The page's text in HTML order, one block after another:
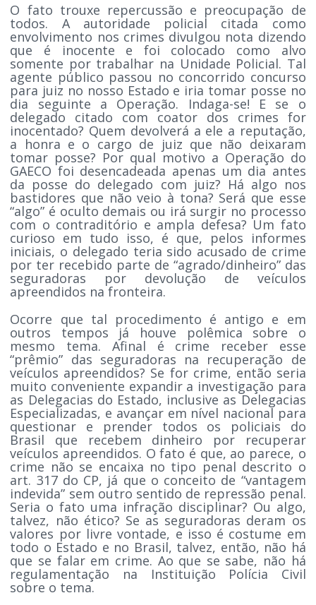
O fato trouxe repercussão e preocupação de
todos. A autoridade policial citada como
envolvimento nos crimes divulgou nota dizendo
que é inocente e foi colocado como alvo
somente por trabalhar na Unidade Policial. Tal
agente público passou no concorrido concurso
para juiz no nosso Estado e iria tomar posse no
dia seguinte a Operação. Indaga-se! E se o
delegado citado com coator dos crimes for
inocentado? Quem devolverá a ele a reputação,
a honra e o cargo de juiz que não deixaram
tomar posse? Por qual motivo a Operação do
GAECO foi desencadeada apenas um dia antes
da posse do delegado com juiz? Há algo nos
bastidores que não veio à tona? Será que esse
“algo” é oculto demais ou irá surgir no processo
com o contraditório e ampla defesa? Um fato
curioso em tudo isso, é que, pelos informes
iniciais, o delegado teria sido acusado de crime
por ter recebido parte de “agrado/dinheiro” das
seguradoras por devolução de veículos
apreendidos na fronteira.
Ocorre que tal procedimento é antigo e em
outros tempos já houve polêmica sobre o
mesmo tema. Afinal é crime receber esse
“prêmio” das seguradoras na recuperação de
veículos apreendidos? Se for crime, então seria
muito conveniente expandir a investigação para
as Delegacias do Estado, inclusive as Delegacias
Especializadas, e avançar em nível nacional para
questionar e prender todos os policiais do
Brasil que recebem dinheiro por recuperar
veículos apreendidos. O fato é que, ao parece, o
crime não se encaixa no tipo penal descrito o
art. 317 do CP, já que o conceito de “vantagem
indevida” sem outro sentido de repressão penal.
Seria o fato uma infração disciplinar? Ou algo,
talvez, não ético? Se as seguradoras deram os
valores por livre vontade, e isso é costume em
todo o Estado e no Brasil, talvez, então, não há
que se falar em crime. Ao que se sabe, não há
regulamentação na Instituição Polícia Civil
sobre o tema.